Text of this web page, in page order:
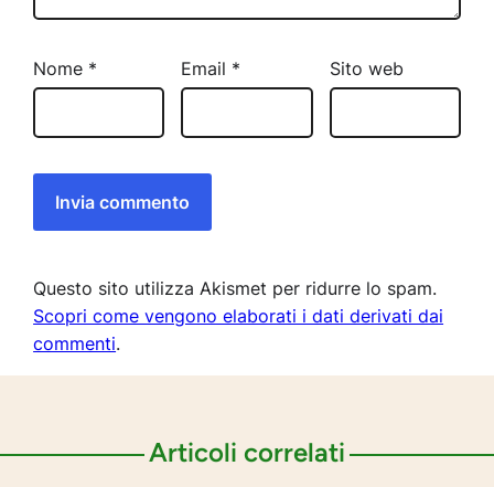
Nome * Email * Sito web
Questo sito utilizza Akismet per ridurre lo spam.
Scopri come vengono elaborati i dati derivati dai
commenti.
Articoli correlati